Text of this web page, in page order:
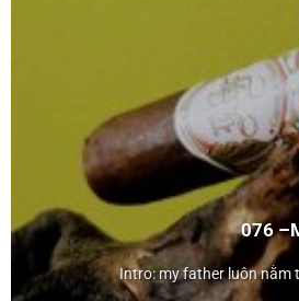
My Father
076 –
Intro: my father luôn nằm